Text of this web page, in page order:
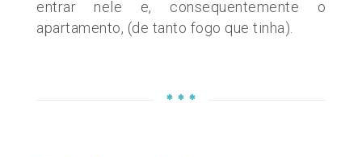
entrar nele e, consequentemente o
apartamento, (de tanto fogo que tinha).
* * *